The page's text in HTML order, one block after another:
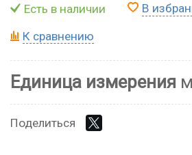
Есть в наличии В
К сравнению
Единица измерения
Поделиться